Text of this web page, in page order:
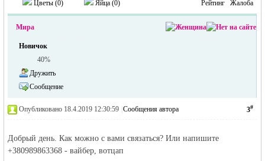
Цветы (0) Яйца (0) Рейтинг Жалоба
Мира
Новичок
40%
Дружить
Сообщение
3#
Опубликовано 18.4.2019 12:30:59 Сообщения автора
Добрый день. Как можно с вами связаться? Или напишите
+380989863368 - вайбер, вотцап